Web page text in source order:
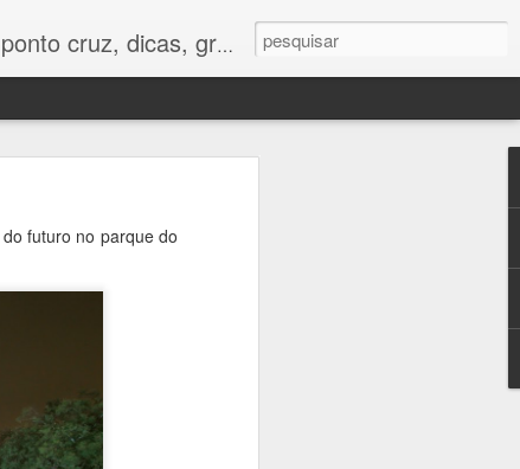
futuro no parque do
tudo para bordados em ponto cruz.
lindo em